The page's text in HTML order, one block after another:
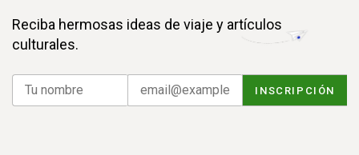
Reciba hermosas ideas de viaje y artículos
culturales.